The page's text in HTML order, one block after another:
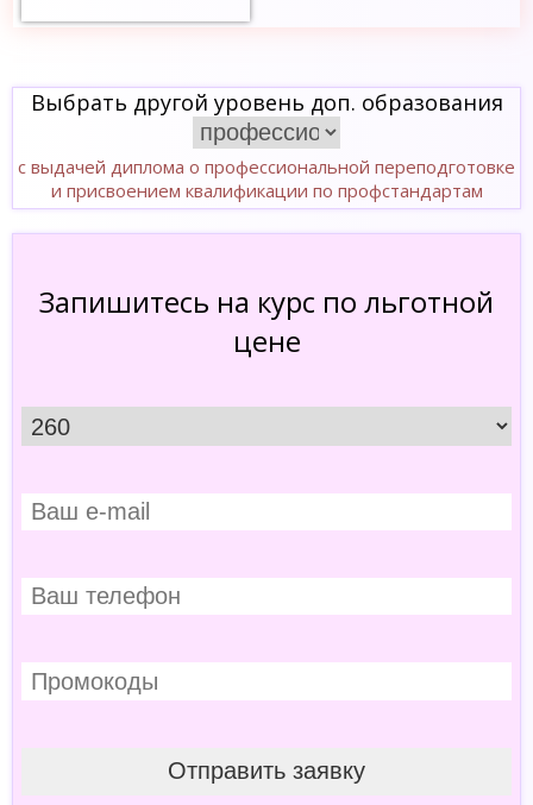
Выбрать другой уровень доп. образования
с выдачей диплома о профессиональной переподготовке
и присвоением квалификации по профстандартам
Запишитесь на курс по льготной
цене